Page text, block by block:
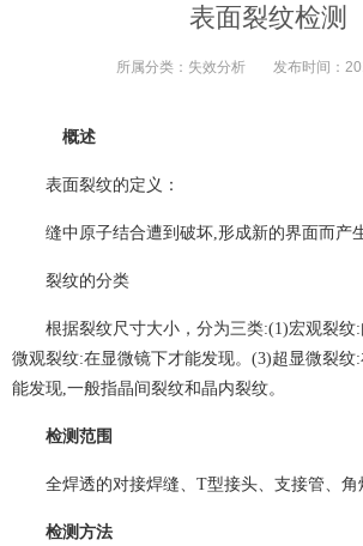
表面裂纹检测
所属分类： 失效分析 发布时间：
概述
表面裂纹的定义：
缝中原子结合遭到破坏,形成新的界面而产生
裂纹的分类
根据裂纹尺寸大小，分为三类:(1)宏观裂纹:
微观裂纹:在显微镜下才能发现。(3)超显微裂纹
能发现,一般指晶间裂纹和晶内裂纹。
检测范围
全焊透的对接焊缝、T型接头、支接管、角
检测方法